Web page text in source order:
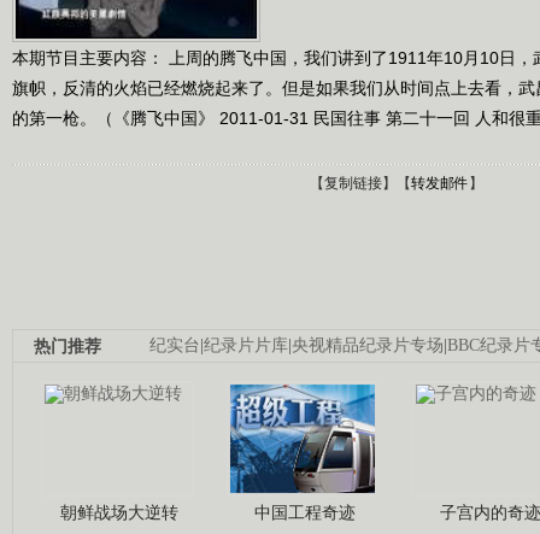
本期节目主要内容： 上周的腾飞中国，我们讲到了1911年10月10日
旗帜，反清的火焰已经燃烧起来了。但是如果我们从时间点上去看，
的第一枪。（《腾飞中国》 2011-01-31 民国往事 第二十一回 人和很
【复制链接】【转发邮件】
纪实台|纪录片片库|央视精品纪录片专场|BBC纪录片
热门推荐
朝鲜战场大逆转 中国工程奇迹 子宫内的奇迹